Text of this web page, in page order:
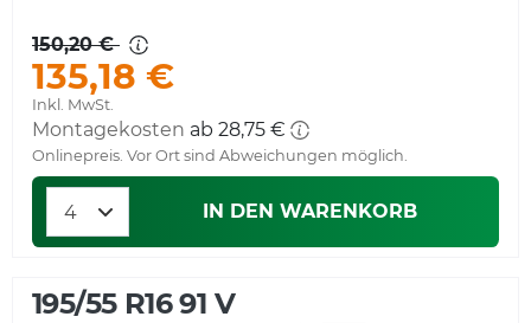
150,20 €
135,18 €
Inkl. MwSt.
Montagekosten ab 28,75 €
Onlinepreis. Vor Ort sind Abweichungen möglich.
IN DEN WARENKORB
195/55 R16 91 V